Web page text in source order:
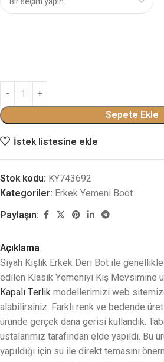
Sepete Ekle
İstek listesine ekle
Stok kodu: KY743692
Kategoriler: Erkek Yemeni Boot
Paylaşın:
Açıklama
Siyah Kışlık Erkek Deri Bot ile
edilen Klasik Yemeniyi Kış Mevsimine
Kapalı Terlikmodellerimizi web
alabilirsiniz. Farklı renk ve bedende
üründe gerçek dana gerisi kullandık.
ustalarımız tarafından elde yapıldı. Bu
yapıldığı için su ile direkt temasını